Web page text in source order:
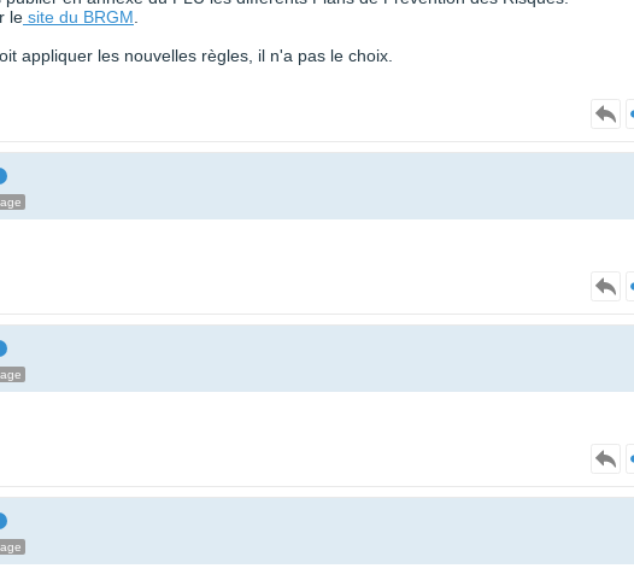
le site du BRGM
appliquer les nouvelles règles, il n'a pas le choix.